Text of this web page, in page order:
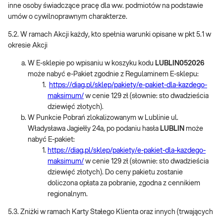
inne osoby świadczące pracę dla ww. podmiotów na podstawie
umów o cywilnoprawnym charakterze.
5.2. W ramach Akcji każdy, kto spełnia warunki opisane w pkt 5.1 w
okresie Akcji
W E-sklepie po wpisaniu w koszyku kodu LUBLIN052026
może nabyć e-Pakiet zgodnie z Regulaminem E-sklepu:
https://diag.pl/sklep/pakiety/e-pakiet-dla-kazdego-
maksimum/ w cenie 129 zł (słownie: sto dwadzieścia
dziewięć złotych).
W Punkcie Pobrań zlokalizowanym w Lublinie ul.
Władysława Jagiełły 24a, po podaniu hasła LUBLIN może
nabyć E-pakiet:
https://diag.pl/sklep/pakiety/e-pakiet-dla-kazdego-
maksimum/ w cenie 129 zł (słownie: sto dwadzieścia
dziewięć złotych). Do ceny pakietu zostanie
doliczona opłata za pobranie, zgodna z cennikiem
regionalnym.
5.3. Zniżki w ramach Karty Stałego Klienta oraz innych (trwających